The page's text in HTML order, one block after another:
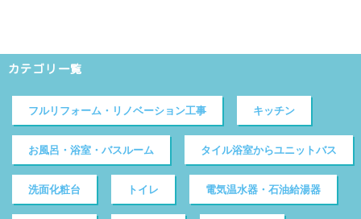
カテゴリ一覧
フルリフォーム・リノベーション工事 キッチン
お風呂・浴室・バスルーム タイル浴室からユニットバス
洗面化粧台 トイレ 電気温水器・石油給湯器